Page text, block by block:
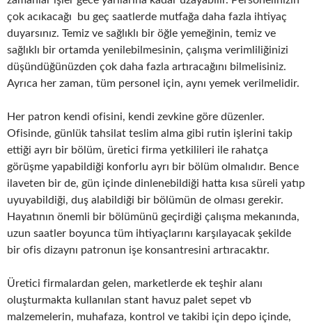
çok acıkacağı bu geç saatlerde mutfağa daha fazla ihtiyaç
duyarsınız. Temiz ve sağlıklı bir öğle yemeğinin, temiz ve
sağlıklı bir ortamda yenilebilmesinin, çalışma verimliliğinizi
düşündüğünüzden çok daha fazla artıracağını bilmelisiniz.
Ayrıca her zaman, tüm personel için, aynı yemek verilmelidir.
Her patron kendi ofisini, kendi zevkine göre düzenler.
Ofisinde, günlük tahsilat teslim alma gibi rutin işlerini takip
ettiği ayrı bir bölüm, üretici firma yetkilileri ile rahatça
görüşme yapabildiği konforlu ayrı bir bölüm olmalıdır. Bence
ilaveten bir de, gün içinde dinlenebildiği hatta kısa süreli yatıp
uyuyabildiği, duş alabildiği bir bölümün de olması gerekir.
Hayatının önemli bir bölümünü geçirdiği çalışma mekanında,
uzun saatler boyunca tüm ihtiyaçlarını karşılayacak şekilde
bir ofis dizaynı patronun işe konsantresini artıracaktır.
Üretici firmalardan gelen, marketlerde ek teşhir alanı
oluşturmakta kullanılan stant havuz palet sepet vb
malzemelerin, muhafaza, kontrol ve takibi için depo içinde,